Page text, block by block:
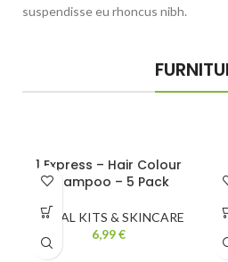
suspendisse eu rhoncus nibh.
1 Express – Hair Colour
Shampoo – 5 Pack
FACIAL KITS & SKINCARE
6,99€